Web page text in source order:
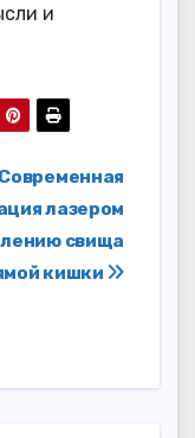
и
Современная
лазером
свища
кишки